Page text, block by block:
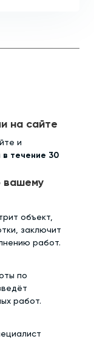
на сайте
и
в течение 30
вашему
объект,
заключит
работ.
по
работ.